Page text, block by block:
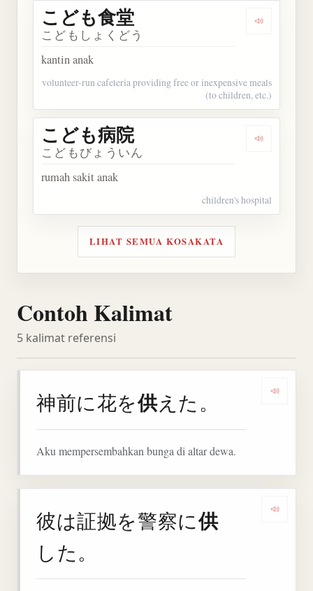
Dengarkan
こども食堂
こどもしょくどう
kantin anak
volunteer-run cafeteria providing free or inexpensive meals
(to children, etc.)
Dengarkan
こども病院
こどもびょういん
rumah sakit anak
children's hospital
LIHAT SEMUA KOSAKATA
Contoh Kalimat
5 kalimat referensi
神前に花を供えた。
Aku mempersembahkan bunga di altar dewa.
彼は証拠を警察に供
した。